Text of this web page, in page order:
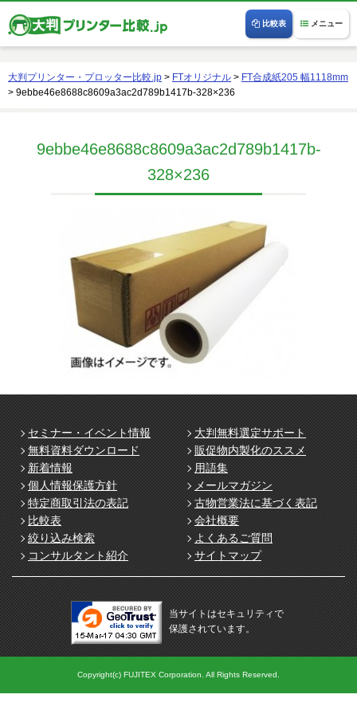
メニュー
比較表
大判プリンター・プロッター比較.jp > FTオリジナル > FT合成紙205 幅1118mm
> 9ebbe46e8688c8609a3ac2d789b1417b-328×236
9ebbe46e8688c8609a3ac2d789b1417b-
328×236
セミナー・イベント情報
大判無料選定サポート
無料資料ダウンロード
販促物内製化のススメ
新着情報
用語集
個人情報保護方針
メールマガジン
特定商取引法の表記
古物営業法に基づく表記
比較表
会社概要
絞り込み検索
よくあるご質問
コンサルタント紹介
サイトマップ
当サイトはセキュリティで
保護されています。
Copyright(c) FUJITEX Corporation. All Rights Reserved.